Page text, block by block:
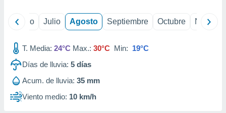
1199
Junio Julio Agosto Septiembre Octubre
T. Media: 24°C Max.: 30°C Min: 19°C
Días de lluvia: 5 días
Acum. de lluvia: 35 mm
Viento medio: 10 km/h